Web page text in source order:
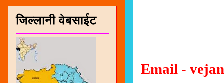
Email -
जिल्लानी वेबसाईट